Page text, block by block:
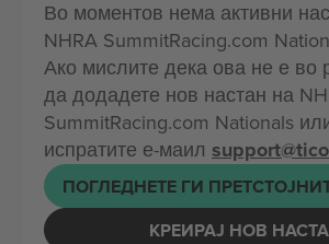
Во моментов нема активни
NHRA SummitRacing.com
Ако мислите дека ова не е во
да додадете нов настан на
SummitRacing.com Nationals
испратите е-маил
ПОГЛЕДНЕТЕ ГИ
КРЕИРАЈ НОВ